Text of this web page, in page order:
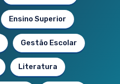
Ensino Superior
Gestão Escolar
Literatura